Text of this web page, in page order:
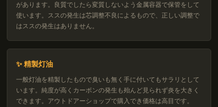
があります。良質でしたら変質しないよう金属容器で保管をして
使います。ススの発生は芯調整不良によるもので、正しい調整で
はススの発生はありません。
✨ 精製灯油
一般灯油を精製したもので臭いも無く手に付いてもサラリとして
います。純度が高くカーボンの発生も殆んど見られず炎を大きく
できます。アウトドアーショップで購入でき価格は高目です。